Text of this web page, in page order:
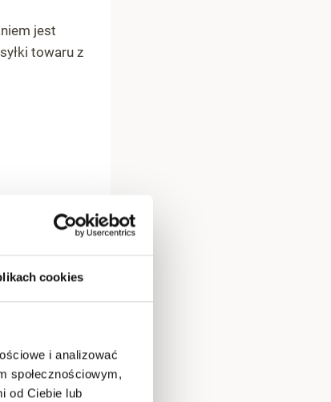
cookies
i analizować
społecznościowym,
od Ciebie lub
jest
towaru z